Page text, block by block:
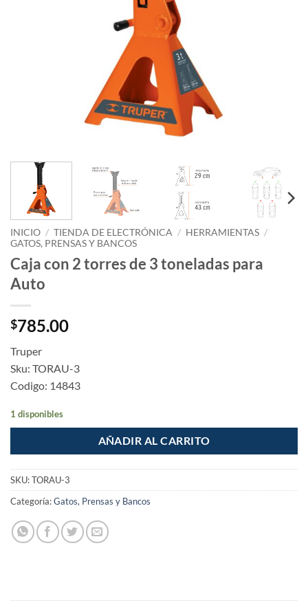
INICIO / TIENDA DE ELECTRÓNICA / HERRAMIENTAS /
GATOS, PRENSAS Y BANCOS
Caja con 2 torres de 3 toneladas para
Auto
$785.00
Truper
Sku: TORAU-3
Codigo: 14843
1 disponibles
AÑADIR AL CARRITO
SKU:TORAU-3
Categoría:Gatos, Prensas y Bancos